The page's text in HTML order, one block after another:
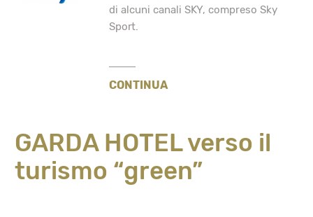
di alcuni canali SKY, compreso Sky
Sport.
CONTINUA
GARDA HOTEL verso il
turismo “green”